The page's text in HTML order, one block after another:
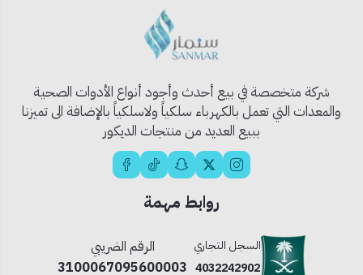
تصميم ألماني احترافي بمعايير جودة عالية
لون أسود مطفي عصري يناسب جميع الديكورات
🧱 مصنوع من مواد مقاومة للصدأ والتآكل
🛠️سهل التركيب مع قاعدة تثبيت وخرطوم مرن
تصميم مانع للتسرب لضمان الاستخدام الآمن
سطح سهل التنظيف ومضاد للبقع
شركة متخصصة في بيع أحدث وأجود أنواع الأدوات الصحية
والمعدات التي تعمل بالكهرباء سلكياً ولاسلكياً بالإضافة الى تميزنا
ببيع العديد من منتجات الديكور
روابط مهمة
السجل التجاري
4032242902
الرقم الضريبي
3100067095600003